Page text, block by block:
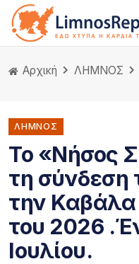
Αρχική ΛΗΜΝΟΣ
ΛΗΜΝΟΣ
Το «Νήσος
τη σύνδεση
την Καβάλα
του 2026
Ιουλίου.